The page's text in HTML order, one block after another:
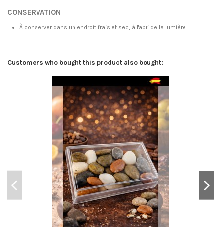
CONSERVATION
À conserver dans un endroit frais et sec, à l'abri de la lumière.
Customers who bought this product also bought: